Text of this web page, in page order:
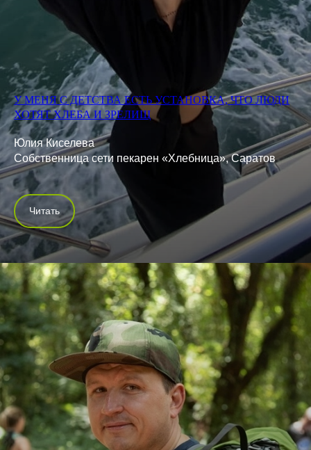
У МЕНЯ С ДЕТСТВА ЕСТЬ УСТАНОВКА, ЧТО ЛЮДИ
ХОТЯТ ХЛЕБА И ЗРЕЛИЩ
Юлия Киселева
Собственница сети пекарен «Хлебница», Саратов
Читать